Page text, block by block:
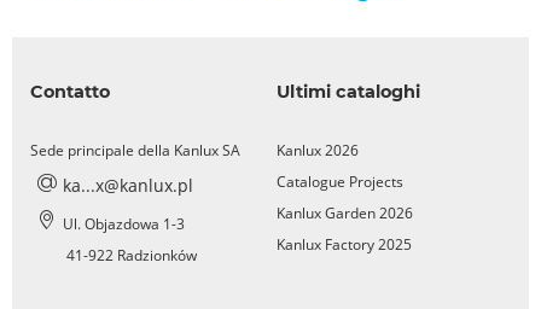
Contatto
Sede principale della Kanlux SA
ka...x@kanlux.pl
Ul. Objazdowa 1-3
41-922 Radzionków
Ultimi cataloghi
Kanlux 2026
Catalogue Projects
Kanlux Garden 2026
Kanlux Factory 2025